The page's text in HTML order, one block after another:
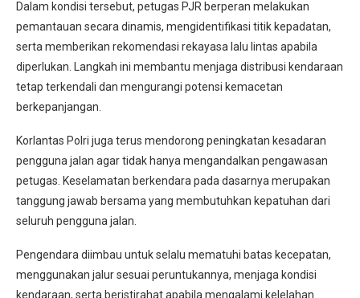
Dalam kondisi tersebut, petugas PJR berperan melakukan
pemantauan secara dinamis, mengidentifikasi titik kepadatan,
serta memberikan rekomendasi rekayasa lalu lintas apabila
diperlukan. Langkah ini membantu menjaga distribusi kendaraan
tetap terkendali dan mengurangi potensi kemacetan
berkepanjangan.
Korlantas Polri juga terus mendorong peningkatan kesadaran
pengguna jalan agar tidak hanya mengandalkan pengawasan
petugas. Keselamatan berkendara pada dasarnya merupakan
tanggung jawab bersama yang membutuhkan kepatuhan dari
seluruh pengguna jalan.
Pengendara diimbau untuk selalu mematuhi batas kecepatan,
menggunakan jalur sesuai peruntukannya, menjaga kondisi
kendaraan, serta beristirahat apabila mengalami kelelahan